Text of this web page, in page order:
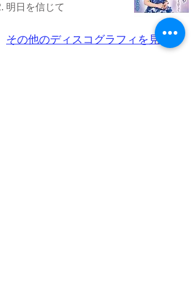
明日を信じて
その他のディスコグラフィを見る